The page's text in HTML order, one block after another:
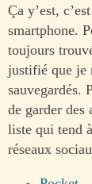
Ça y’est,
smartphone.
toujours
justifié que je
sauvegardés.
de garder des
liste qui tend
réseaux